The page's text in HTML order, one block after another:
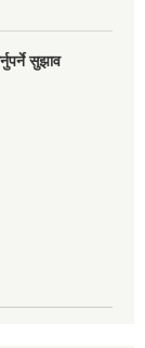
सुझाव